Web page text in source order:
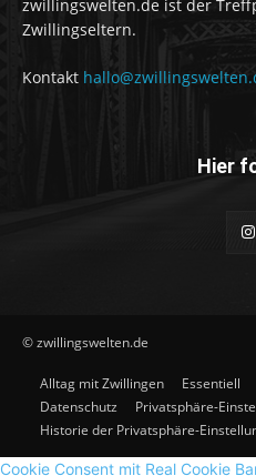
zwillingswelten.de ist der
Zwillingseltern.
Kontakt
Hier
© zwillingswelten.de
Alltag mit Zwillingen Essentiell
Datenschutz
Privatsphäre-
Historie der Privatsphäre-
Cookie Consent mit Real Cookie